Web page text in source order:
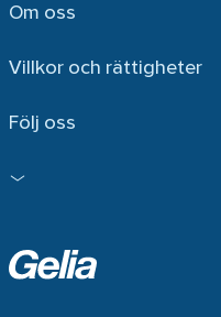
Om oss
Villkor och rättigheter
Följ oss